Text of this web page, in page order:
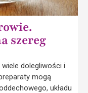
szereg
dolegliwości i
mogą
układu